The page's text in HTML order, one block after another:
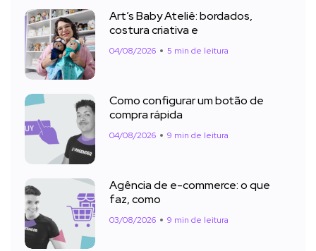
Art’s Baby Ateliê: bordados,
costura criativa e
04/08/2026 5 min de leitura
Como configurar um botão de
compra rápida
04/08/2026 9 min de leitura
Agência de e-commerce: o que
faz, como
03/08/2026 9 min de leitura